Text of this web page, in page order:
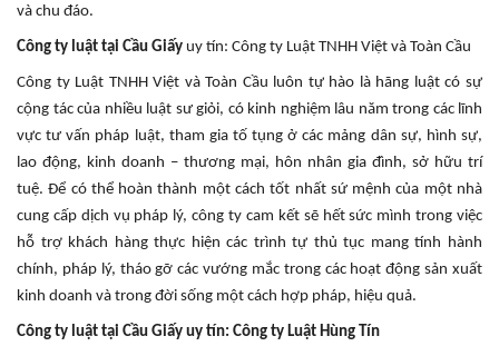
và chu đáo.
Công ty luật tại Cầu Giấy uy tín: Công ty Luật TNHH Việt và Toàn Cầu
Công ty Luật TNHH Việt và Toàn Cầu luôn tự hào là hãng luật có sự
cộng tác của nhiều luật sư giỏi, có kinh nghiệm lâu năm trong các lĩnh
vực tư vấn pháp luật, tham gia tố tụng ở các mảng dân sự, hình sự,
lao động, kinh doanh – thương mại, hôn nhân gia đình, sở hữu trí
tuệ. Để có thể hoàn thành một cách tốt nhất sứ mệnh của một nhà
cung cấp dịch vụ pháp lý, công ty cam kết sẽ hết sức mình trong việc
hỗ trợ khách hàng thực hiện các trình tự thủ tục mang tính hành
chính, pháp lý, tháo gỡ các vướng mắc trong các hoạt động sản xuất
kinh doanh và trong đời sống một cách hợp pháp, hiệu quả.
Công ty luật tại Cầu Giấy uy tín: Công ty Luật Hùng Tín